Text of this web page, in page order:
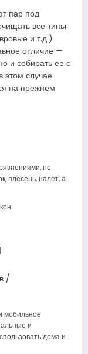
пар под
все типы
и т.д.).
отличие —
и собирать ее с
случае
на прежнем
не
плесень, налет, а
/
мобильное
и
дома и